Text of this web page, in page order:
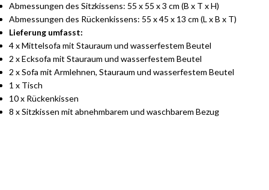
Abmessungen des Sitzkissens: 55 x 55 x 3 cm (B x T x H)
Abmessungen des Rückenkissens: 55 x 45 x 13 cm (L x B x T)
Lieferung umfasst:
4 x Mittelsofa mit Stauraum und wasserfestem Beutel
2 x Ecksofa mit Stauraum und wasserfestem Beutel
2 x Sofa mit Armlehnen, Stauraum und wasserfestem Beutel
1 x Tisch
10 x Rückenkissen
8 x Sitzkissen mit abnehmbarem und waschbarem Bezug